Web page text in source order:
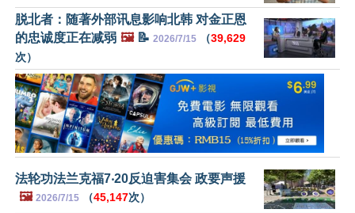
脱北者：随著外部讯息影响北韩 对金正恩
的忠诚度正在减弱 🖼️📝 2026/7/15 （39,629
次）
法轮功法兰克福7‧20反迫害集会 政要声援
🖼️ 2026/7/15 （45,147次）